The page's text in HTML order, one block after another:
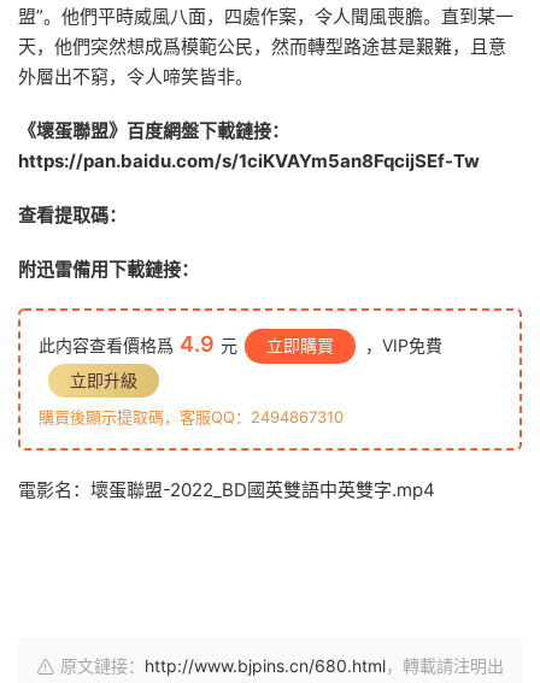
盟”。他們平時威風八面，四處作案，令人聞風喪膽。直到某一
天，他們突然想成爲模範公民，然而轉型路途甚是艱難，且意
外層出不窮，令人啼笑皆非。
《壞蛋聯盟》百度網盤下載鏈接：
https://pan.baidu.com/s/1ciKVAYm5an8FqcijSEf-Tw
查看提取碼：
附迅雷備用下載鏈接：
此内容查看價格爲 4.9 元 立即購買
，VIP免費
立即升級
購買後顯示提取碼，客服QQ：2494867310
電影名：壞蛋聯盟-2022_BD國英雙語中英雙字.mp4
原文鏈接： http://www.bjpins.cn/680.html，轉載請注明出